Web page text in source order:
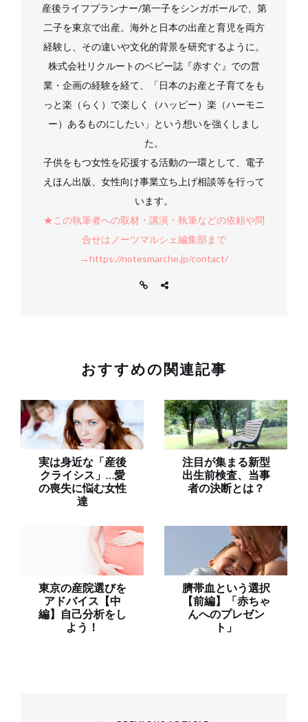
産後ライフプランナー/第一子をシンガポールで、第
二子を東京で出産。海外と日本の出産と育児を両方
経験し、その違いや文化的背景を研究するように。
株式会社リクルートのベビー誌『赤すぐ』での営
業・企画の経験を経て、「日本のお産と子育てをも
っと楽（らく）で楽しく（ハッピー）楽（ハーモニ
ー）あるものにしたい」という想いを強くしまし
た。
子供をもつ女性を応援する活動の一環として、電子
えほん出版、女性向け事業立ち上げ相談等を行って
います。
★この執筆者への取材・講演・執筆などの依頼や問
合せはノーツマルシェ編集部まで
→https://notesmarche.jp/contact/
おすすめの関連記事
実は身近な「産後
クライシス」…愛
の喪失に悩む女性
達
注目が集まる新型
出生前検査、当事
者の決断とは？
東京の産院選びを
アドバイス【中
編】自己分析をし
よう！
臍帯血という選択
【前編】「赤ちゃ
んへのプレゼン
ト」